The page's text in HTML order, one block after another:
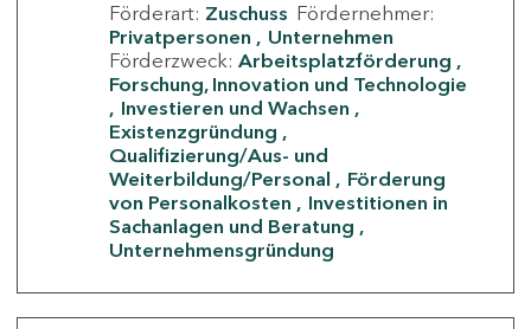
Förderart: Zuschuss Fördernehmer:
Privatpersonen
Unternehmen
Förderzweck: Arbeitsplatzförderung
Forschung, Innovation und Technologie
Investieren und Wachsen
Existenzgründung
Qualifizierung/Aus- und
Weiterbildung/Personal
Förderung
von Personalkosten
Investitionen in
Sachanlagen und Beratung
Unternehmensgründung